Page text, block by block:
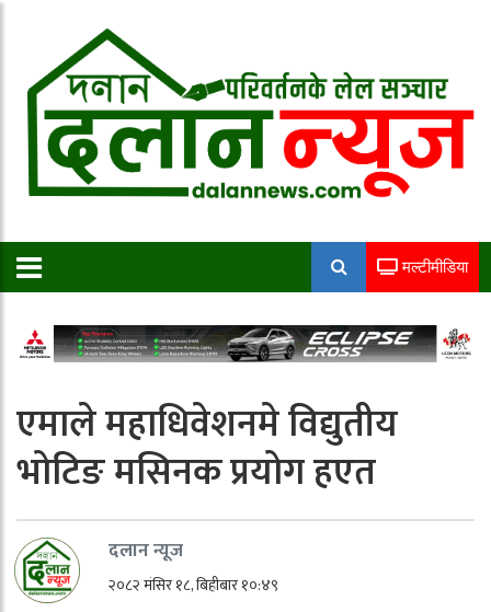
मल्टीमीडिया
एमाले महाधिवेशनमे विद्युतीय
भोटिङ मसिनक प्रयोग हएत
दलान न्यूज
२०८२ मंसिर १८, बिहीबार १०:४९